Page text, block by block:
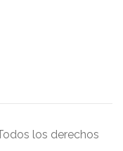
los derechos